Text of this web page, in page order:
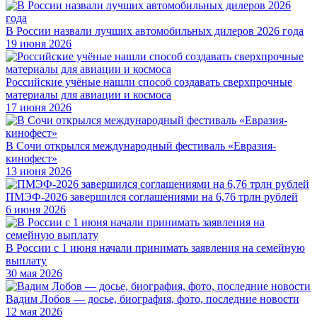
В России назвали лучших автомобильных дилеров 2026 года
19 июня 2026
Российские учёные нашли способ создавать сверхпрочные
материалы для авиации и космоса
17 июня 2026
В Сочи открылся международный фестиваль «Евразия-
кинофест»
13 июня 2026
ПМЭФ-2026 завершился соглашениями на 6,76 трлн рублей
6 июня 2026
В России с 1 июня начали принимать заявления на семейную
выплату
30 мая 2026
Вадим Лобов — досье, биография, фото, последние новости
12 мая 2026